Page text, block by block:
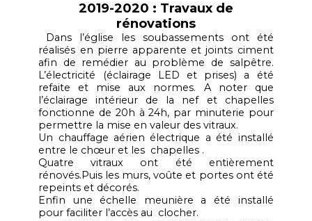
2019-2020 : Travaux de
rénovations
Dans l’église les soubassements ont été
réalisés en pierre apparente et joints ciment
afin de remédier au problème de salpêtre.
L’électricité (éclairage LED et prises) a été
refaite et mise aux normes. A noter que
l’éclairage intérieur de la nef et chapelles
fonctionne de 20h à 24h, par minuterie pour
permettre la mise en valeur des vitraux.
Un chauffage aérien électrique a été installé
entre le chœur et les chapelles .
Quatre vitraux ont été entièrement
rénovés.Puis les murs, voûte et portes ont été
repeints et décorés.
Enfin une échelle meunière a été installé
pour faciliter l’accès au clocher.